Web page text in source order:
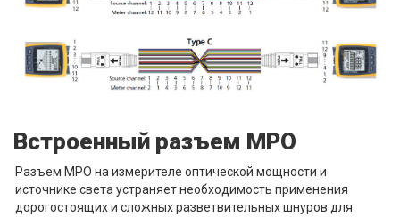
Встроенный разъем MPO
Разъем MPO на измерителе оптической мощности и
источнике света устраняет необходимость применения
дорогостоящих и сложных разветвительных шнуров для